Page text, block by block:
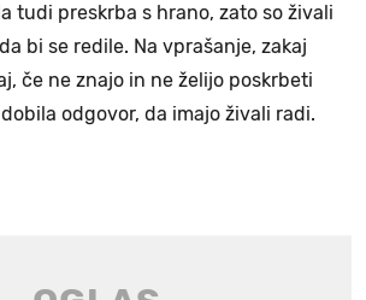
tudi preskrba s hrano, zato so živali
bi se redile. Na vprašanje, zakaj
če ne znajo in ne želijo poskrbeti
odgovor, da imajo živali radi.